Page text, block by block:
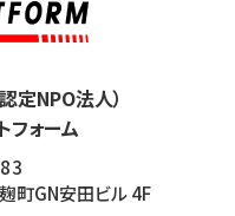
定NPO法人）
フォーム
町GN安田ビル 4F